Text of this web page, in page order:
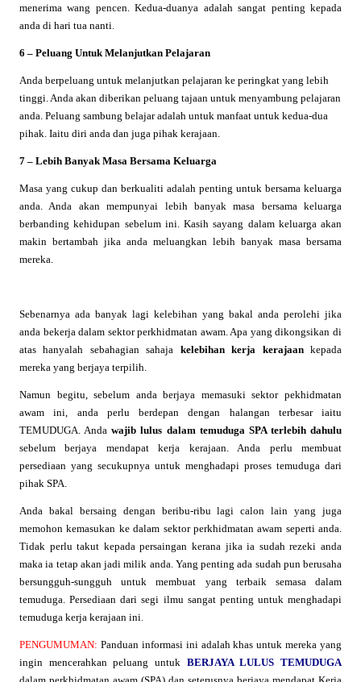
menerima wang pencen. Kedua-duanya adalah sangat penting kepada
anda di hari tua nanti.
6 – Peluang Untuk Melanjutkan Pelajaran
Anda berpeluang untuk melanjutkan pelajaran ke peringkat yang lebih
tinggi. Anda akan diberikan peluang tajaan untuk menyambung pelajaran
anda. Peluang sambung belajar adalah untuk manfaat untuk kedua-dua
pihak. Iaitu diri anda dan juga pihak kerajaan.
7 – Lebih Banyak Masa Bersama Keluarga
Masa yang cukup dan berkualiti adalah penting untuk bersama keluarga
anda. Anda akan mempunyai lebih banyak masa bersama keluarga
berbanding kehidupan sebelum ini. Kasih sayang dalam keluarga akan
makin bertambah jika anda meluangkan lebih banyak masa bersama
mereka.
Sebenarnya ada banyak lagi kelebihan yang bakal anda perolehi jika
anda bekerja dalam sektor perkhidmatan awam. Apa yang dikongsikan di
atas hanyalah sebahagian sahaja kelebihan kerja kerajaankepada
mereka yang berjaya terpilih.
Namun begitu, sebelum anda berjaya memasuki sektor pekhidmatan
awam ini, anda perlu berdepan dengan halangan terbesar iaitu
TEMUDUGA. Andawajib lulus dalam temuduga SPA terlebih dahulu
sebelum berjaya mendapat kerja kerajaan. Anda perlu membuat
persediaan yang secukupnya untuk menghadapi proses temuduga dari
pihak SPA.
Anda bakal bersaing dengan beribu-ribu lagi calon lain yang juga
memohon kemasukan ke dalam sektor perkhidmatan awam seperti anda.
Tidak perlu takut kepada persaingan kerana jika ia sudah rezeki anda
maka ia tetap akan jadi milik anda. Yang penting ada sudah pun berusaha
bersungguh-sungguh untuk membuat yang terbaik semasa dalam
temuduga. Persediaan dari segi ilmu sangat penting untuk menghadapi
temuduga kerja kerajaan ini.
PENGUMUMAN: Panduan informasi ini adalah khas untuk mereka yang
ingin mencerahkan peluang untuk BERJAYA LULUS TEMUDUGA